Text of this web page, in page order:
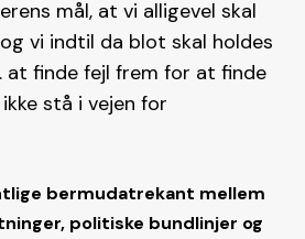
mål, at vi alligevel skal
vi indtil da blot skal holdes
at finde fejl frem for at finde
stå i vejen for
bermudatrekant mellem
politiske bundlinjer og